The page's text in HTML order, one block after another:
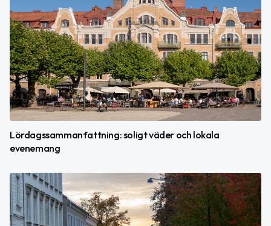
Lördagssammanfattning: soligt väder och lokala
evenemang